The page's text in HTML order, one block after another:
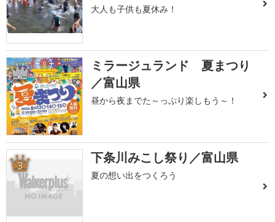
大人も子供も夏休み！
2
ミラージュランド 夏まつり
／富山県
昼から夜までた～っぷり楽しもう～！
3 下条川みこし祭り／富山県
夏の想い出をつくろう